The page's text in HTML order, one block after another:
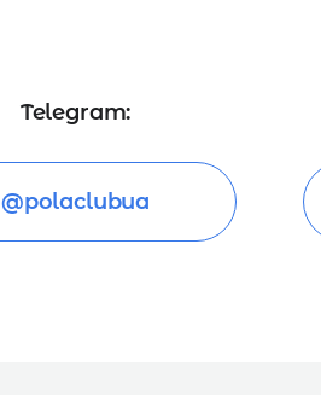
Telegram:
@polaclubua